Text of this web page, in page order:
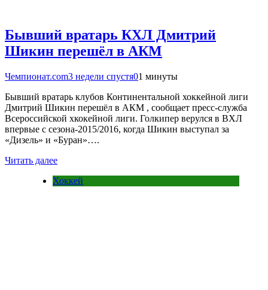
Бывший вратарь КХЛ Дмитрий
Шикин перешёл в АКМ
Чемпионат.com3 недели спустя01 минуты
Бывший вратарь клубов Континентальной хоккейной лиги
Дмитрий Шикин перешёл в АКМ , сообщает пресс-служба
Всероссийской хкокейной лиги. Голкипер верулся в ВХЛ
впервые с сезона-2015/2016, когда Шикин выступал за
«Дизель» и «Буран»….
Читать далее
Хоккей